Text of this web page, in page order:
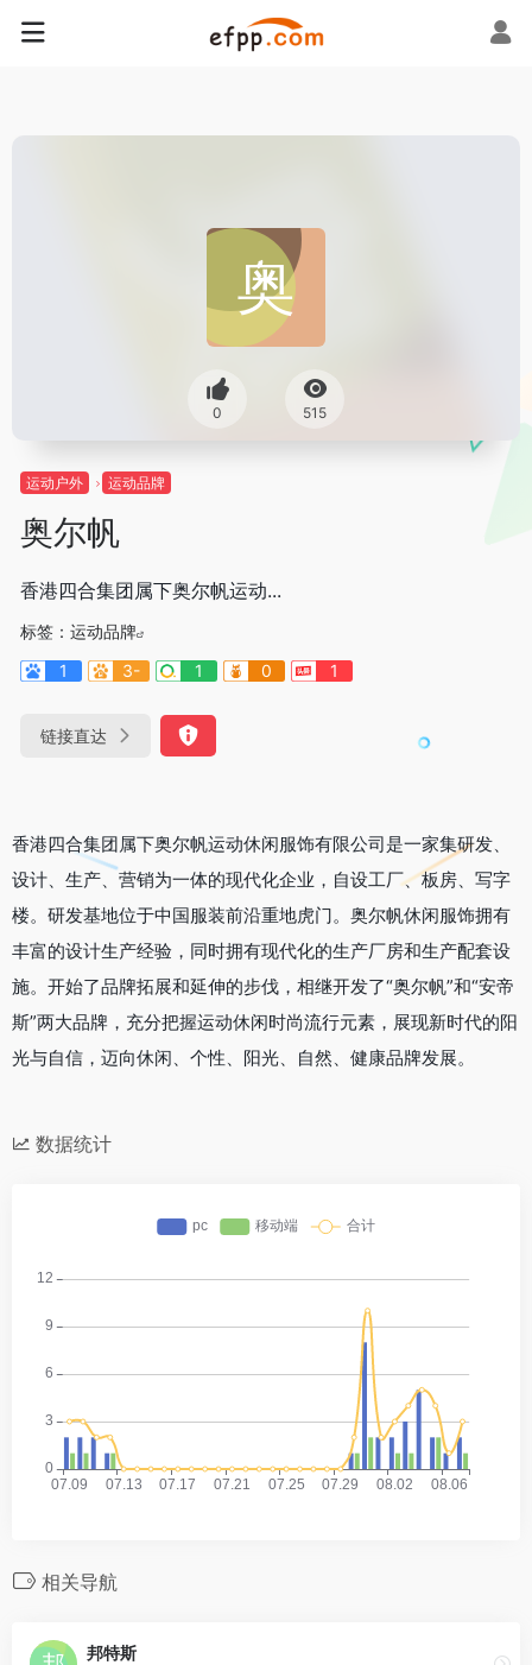
0 515
运动户外 运动品牌
奥尔帆
香港四合集团属下奥尔帆运动...
标签： 运动品牌
1
3- 1 0 1
链接直达
香港四合集团属下奥尔帆运动休闲服饰有限公司是一家集研发、
设计、生产、营销为一体的现代化企业，自设工厂、板房、写字
楼。研发基地位于中国服装前沿重地虎门。奥尔帆休闲服饰拥有
丰富的设计生产经验，同时拥有现代化的生产厂房和生产配套设
施。开始了品牌拓展和延伸的步伐，相继开发了“奥尔帆”和“安帝
斯”两大品牌，充分把握运动休闲时尚流行元素，展现新时代的阳
光与自信，迈向休闲、个性、阳光、自然、健康品牌发展。
数据统计
相关导航
邦特斯